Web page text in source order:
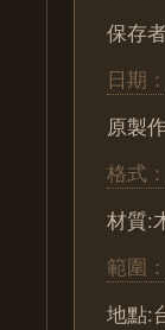
保存
日期：
原製
格式：
材質:
範圍：
地點: